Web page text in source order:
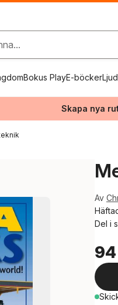
Bokus PlayE-böcker
Skapa nya
Av
Del i